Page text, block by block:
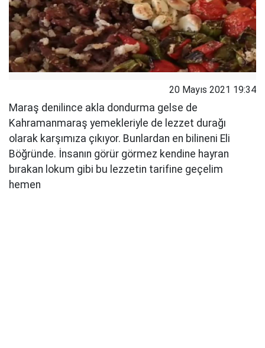
20 Mayıs 2021 19:34
Maraş denilince akla dondurma gelse de
Kahramanmaraş yemekleriyle de lezzet durağı
olarak karşımıza çıkıyor. Bunlardan en bilineni Eli
Böğründe. İnsanın görür görmez kendine hayran
bırakan lokum gibi bu lezzetin tarifine geçelim
hemen